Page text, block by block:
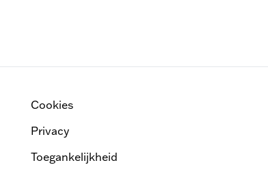
Cookies
Privacy
Toegankelijkheid